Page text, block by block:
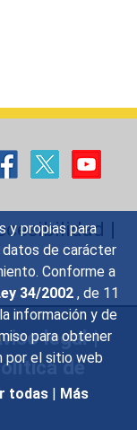
y propias para
datos de carácter
Conforme a
34/2002 , de 11
información y de
para obtener
por el sitio web
todas | Más
|
legal|
de